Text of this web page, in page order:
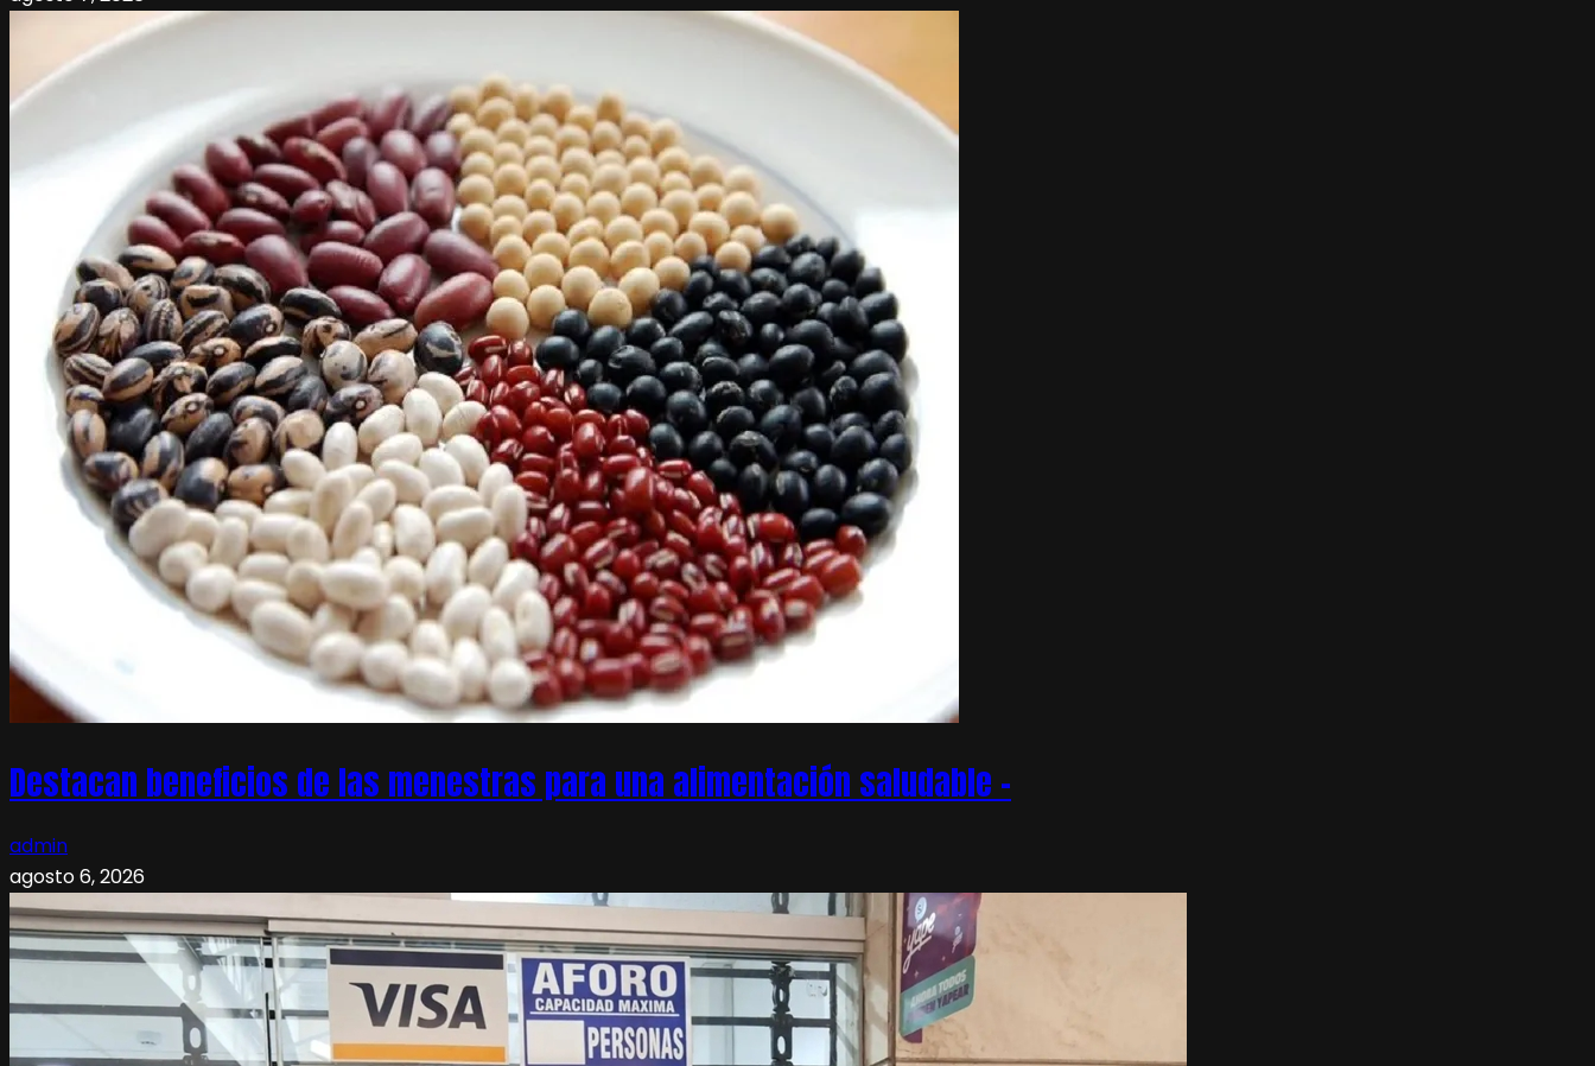
Destacan beneficios de las menestras para una alimentación saludable –
admin
agosto 6, 2026